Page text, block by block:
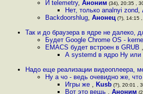
И telemetry, Аноним (34), 20:35 ,
Нет, только analnyi zond,
Backdoorshlug, Анонец (?), 14:15
Так и до браузера в ядре не далеко,
Будет Google Chrome OS -
EMACS будет встроен в GRUB ,
А systemd в ядро Ну или
Надо еще реализации видеоплеера,
Ну а чо - ведь очевидно же,
Игры же , Kusb (?), 20:01 ,
Вот это вещь , Аноним